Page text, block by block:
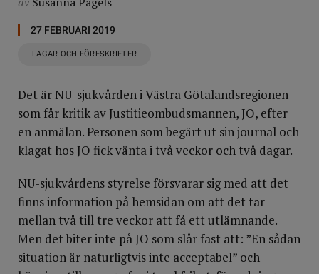
27 FEBRUARI 2019
LAGAR OCH FÖRESKRIFTER
Det är NU-sjukvården i Västra Götalandsregionen
som får kritik av Justitieombudsmannen, JO, efter
en anmälan. Personen som begärt ut sin journal och
klagat hos JO fick vänta i två veckor och två dagar.
NU-sjukvårdens styrelse försvarar sig med att det
finns information på hemsidan om att det tar
mellan två till tre veckor att få ett utlämnande.
Men det biter inte på JO som slår fast att: ”En sådan
situation är naturligtvis inte acceptabel” och